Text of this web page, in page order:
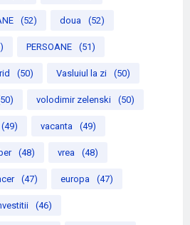
(52) doua (52)
PERSOANE (51)
(50) Vasluiul la zi (50)
volodimir zelenski (50)
(49) vacanta (49)
(48) vrea (48)
(47) europa (47)
(46)